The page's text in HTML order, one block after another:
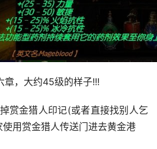
章，大约45级的样子!!!
赏金猎人印记(或者直接找别人乞
用赏金猎人传送门进去黄金港